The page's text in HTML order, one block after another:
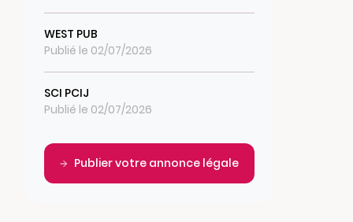
WEST PUB
Publié le 02/07/2026
SCI PCIJ
Publié le 02/07/2026
Publier votre annonce légale